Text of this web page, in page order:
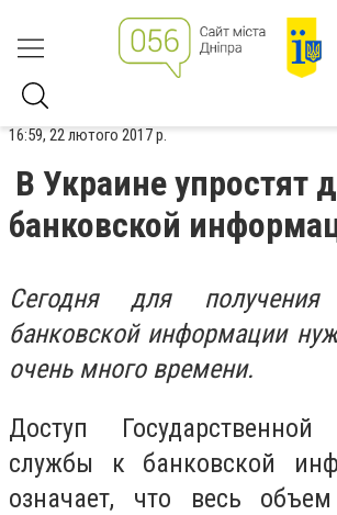
16:59, 22 лютого 2017 р.
В Украине упростят
банковской
Сегодня для
банковской информации
очень много времени.
Доступ Государственной
службы к банковской
означает, что весь